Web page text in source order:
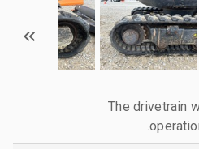
The drivetrain